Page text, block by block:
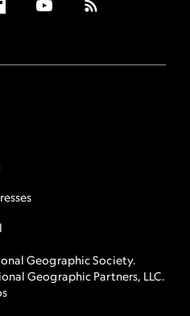
Geographic Society.
Geographic Partners, LLC.